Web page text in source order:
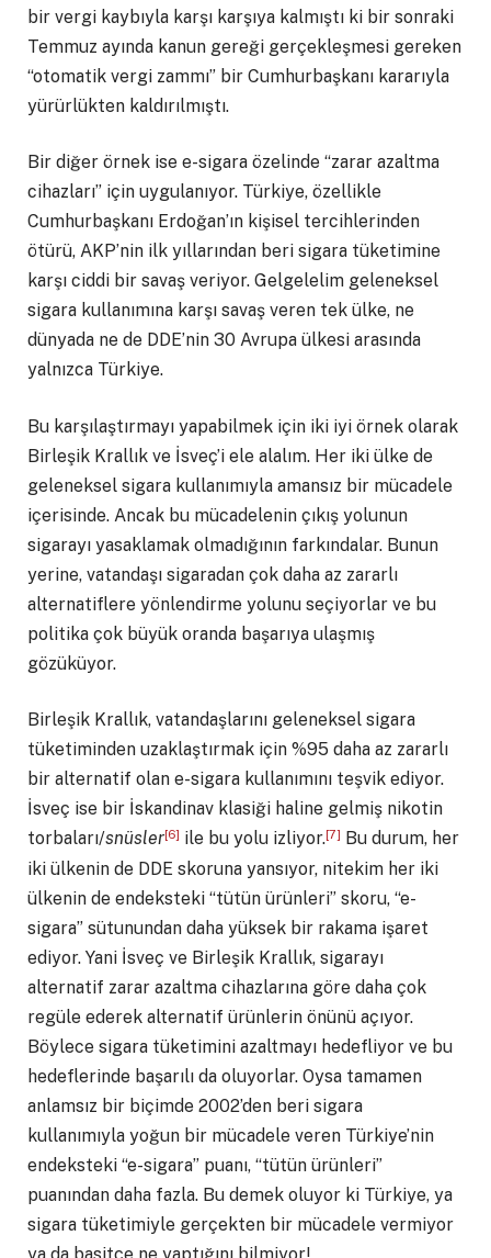
bir vergi kaybıyla karşı karşıya kalmıştı ki bir sonraki
Temmuz ayında kanun gereği gerçekleşmesi gereken
“otomatik vergi zammı” bir Cumhurbaşkanı kararıyla
yürürlükten kaldırılmıştı.
Bir diğer örnek ise e-sigara özelinde “zarar azaltma
cihazları” için uygulanıyor. Türkiye, özellikle
Cumhurbaşkanı Erdoğan’ın kişisel tercihlerinden
ötürü, AKP’nin ilk yıllarından beri sigara tüketimine
karşı ciddi bir savaş veriyor. Gelgelelim geleneksel
sigara kullanımına karşı savaş veren tek ülke, ne
dünyada ne de DDE’nin 30 Avrupa ülkesi arasında
yalnızca Türkiye.
Bu karşılaştırmayı yapabilmek için iki iyi örnek olarak
Birleşik Krallık ve İsveç’i ele alalım. Her iki ülke de
geleneksel sigara kullanımıyla amansız bir mücadele
içerisinde. Ancak bu mücadelenin çıkış yolunun
sigarayı yasaklamak olmadığının farkındalar. Bunun
yerine, vatandaşı sigaradan çok daha az zararlı
alternatiflere yönlendirme yolunu seçiyorlar ve bu
politika çok büyük oranda başarıya ulaşmış
gözüküyor.
Birleşik Krallık, vatandaşlarını geleneksel sigara
tüketiminden uzaklaştırmak için %95 daha az zararlı
bir alternatif olan e-sigara kullanımını teşvik ediyor.
İsveç ise bir İskandinav klasiği haline gelmiş nikotin
torbaları/snüsler[6] ile bu yolu izliyor.[7] Bu durum, her
iki ülkenin de DDE skoruna yansıyor, nitekim her iki
ülkenin de endeksteki “tütün ürünleri” skoru, “e-
sigara” sütunundan daha yüksek bir rakama işaret
ediyor. Yani İsveç ve Birleşik Krallık, sigarayı
alternatif zarar azaltma cihazlarına göre daha çok
regüle ederek alternatif ürünlerin önünü açıyor.
Böylece sigara tüketimini azaltmayı hedefliyor ve bu
hedeflerinde başarılı da oluyorlar. Oysa tamamen
anlamsız bir biçimde 2002’den beri sigara
kullanımıyla yoğun bir mücadele veren Türkiye’nin
endeksteki “e-sigara” puanı, “tütün ürünleri”
puanından daha fazla. Bu demek oluyor ki Türkiye, ya
sigara tüketimiyle gerçekten bir mücadele vermiyor
ya da basitçe ne yaptığını bilmiyor!